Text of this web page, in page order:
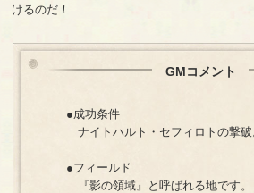
けるのだ！
GMコメント
●成功条件
ナイトハルト・セフィロトの撃破
●フィールド
『影の領域』と呼ばれる地です。